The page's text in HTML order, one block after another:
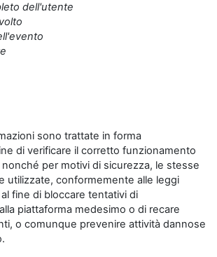
dell'utente
sono trattate in forma
di verificare il corretto funzionamento
per motivi di sicurezza, le stesse
utilizzate, conformemente alle leggi
fine di bloccare tentativi di
piattaforma medesimo o di recare
o comunque prevenire attività dannose